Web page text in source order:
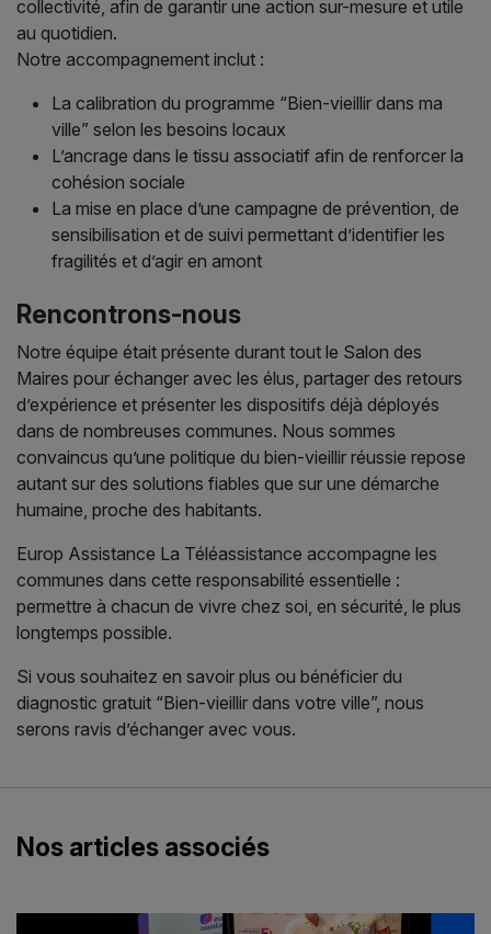
collectivité, afin de garantir une action sur-mesure et utile
au quotidien.
Notre accompagnement inclut :
La calibration du programme “Bien-vieillir dans ma
ville” selon les besoins locaux
L’ancrage dans le tissu associatif afin de renforcer la
cohésion sociale
La mise en place d’une campagne de prévention, de
sensibilisation et de suivi permettant d’identifier les
fragilités et d’agir en amont
Rencontrons-nous
Notre équipe était présente durant tout le Salon des
Maires pour échanger avec les élus, partager des retours
d’expérience et présenter les dispositifs déjà déployés
dans de nombreuses communes. Nous sommes
convaincus qu’une politique du bien-vieillir réussie repose
autant sur des solutions fiables que sur une démarche
humaine, proche des habitants.
Europ Assistance La Téléassistance accompagne les
communes dans cette responsabilité essentielle :
permettre à chacun de vivre chez soi, en sécurité, le plus
longtemps possible.
Si vous souhaitez en savoir plus ou bénéficier du
diagnostic gratuit “Bien-vieillir dans votre ville”, nous
serons ravis d’échanger avec vous.
Nos articles associés